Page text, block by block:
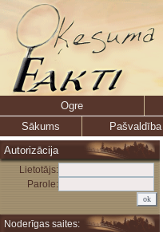
Ogre
Sākums
Pašvaldība
Autorizācija
Lietotājs:
Parole:
Noderīgas saites: